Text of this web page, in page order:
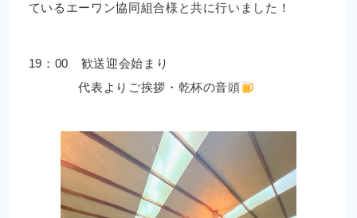
ているエーワン協同組合様と共に行いました！
19：00 歓送迎会始まり
代表よりご挨拶・乾杯の音頭